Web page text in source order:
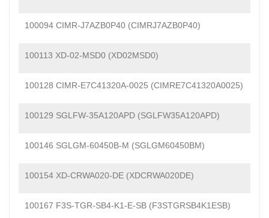
100094 CIMR-J7AZB0P40 (CIMRJ7AZB0P40)
100113 XD-02-MSD0 (XD02MSD0)
100128 CIMR-E7C41320A-0025 (CIMRE7C41320A0025)
100129 SGLFW-35A120APD (SGLFW35A120APD)
100146 SGLGM-60450B-M (SGLGM60450BM)
100154 XD-CRWA020-DE (XDCRWA020DE)
100167 F3S-TGR-SB4-K1-E-SB (F3STGRSB4K1ESB)